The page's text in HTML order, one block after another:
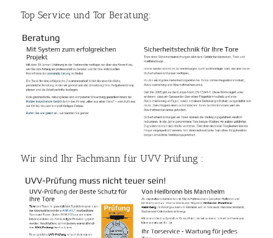
Top Service und Tor Beratung:
Wir sind Ihr Fachmann für UVV Prüfung :